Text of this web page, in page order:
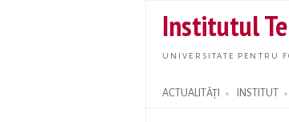
Institutul
UNIVERSITATE PENTRU
ACTUALITĂȚI INSTITUT
Search form